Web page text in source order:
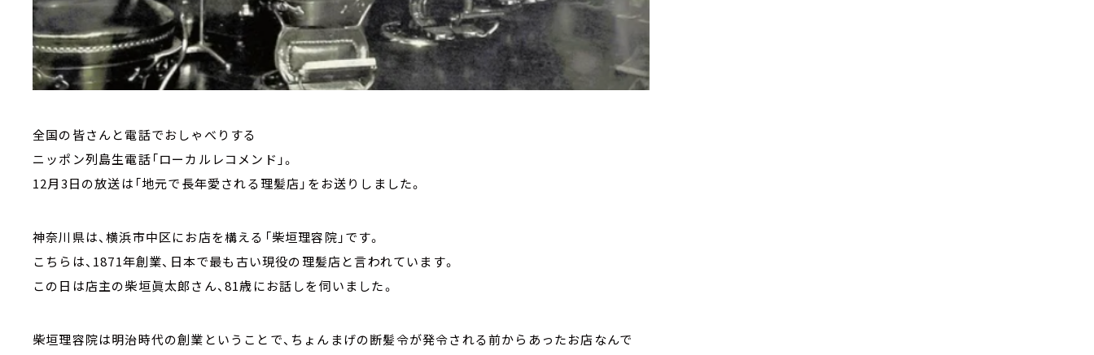
全国の皆さんと電話でおしゃべりする
ニッポン列島生電話「ローカルレコメンド」。
12月3日の放送は「地元で長年愛される理髪店」をお送りしました。
神奈川県は、横浜市中区にお店を構える「柴垣理容院」です。
こちらは、1871年創業、日本で最も古い現役の理髪店と言われています。
この日は店主の柴垣眞太郎さん、81歳にお話しを伺いました。
柴垣理容院は明治時代の創業ということで、ちょんまげの断髪令が発令される前からあったお店なんで